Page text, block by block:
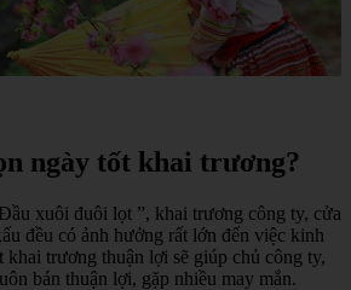
ngày tốt khai trương?
xuôi đuôi lọt ”, khai trương công ty, cửa
đều có ảnh hưởng rất lớn đến việc kinh
khai trương thuận lợi sẽ giúp chủ công ty,
bán thuận lợi, gặp nhiều may mắn.